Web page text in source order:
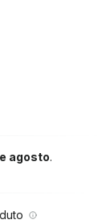
agosto.